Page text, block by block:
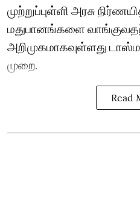
முற்றுப்புள்ளி அரசு
மதுபானங்களை
அறிமுகமாகவுள்ளது
முறை.
Read